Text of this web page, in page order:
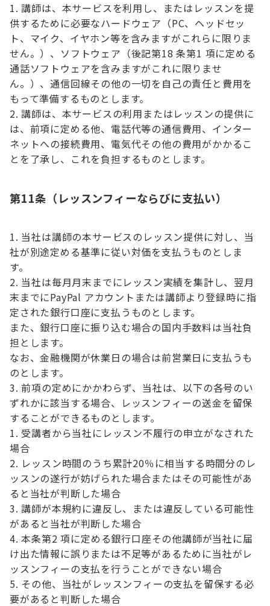
講師は、本サービスを利用し、またはレッスンを提
供するために必要なハードウェア（PC、ヘッドセッ
ト、マイク、イヤホン等を含みますがこれらに限りま
せん。）、ソフトウェア（後記第18 条第1 項に定める
通話ソフトウェアを含みますがこれに限りませ
ん。）、通信回線その他の一切を自己の責任と費用を
もって準備するものとします。
講師は、本サービスの利用またはレッスンの提供に
は、前項に定める他、電話代等の通信費用、インター
ネットへの接続費用、電気代その他の費用がかかるこ
とを了承し、これを負担するものとします。
第11条（レッスンフィーならびに支払い）
当社は講師の本サービスのレッスン提供に対し、当
社が別途定める基準に従い対価を支払うものとしま
す。
当社は毎月月末までにレッスン実績を集計し、翌月
末までにPayPal アカウントまたは講師より登録時に指
定された銀行口座に支払うものとします。
また、銀行口座に振り込む場合の国内手数料は当社負
担とします。
なお、金融機関が休業日の場合は前営業日に支払うも
のとします。
前項の定めにかかわらず、当社は、以下の各号のい
ずれかに該当する場合、レッスンフィーの送金を留保
することができるものとします。
受講者から当社にレッスン不履行の申立がなされた
場合
レッスン時間のうち累計20％に相当する時間分のレ
ッスンの遂行が妨げられた場合またはその可能性があ
ると当社が判断した場合
講師が本規約に違反し、または違反している可能性
があると当社が判断した場合
本条第2 項に定める銀行口座その他講師が当社に届
け出た情報に誤りまたは不足等があるために当社がレ
ッスンフィーの支払を行うことができない場合
その他、当社がレッスンフィーの支払を留保する必
要があると判断した場合